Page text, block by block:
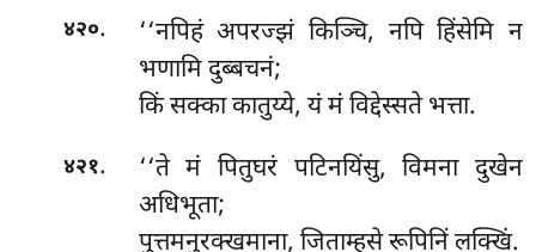
४२०.
‘‘नपिहं अपरज्झं किञ्चि, नपि हिंसेमि न
भणामि दुब्बचनं;
किं सक्का कातुय्ये, यं मं विद्देस्सते भत्ता.
४२१. ‘‘तेमं पितुघरं पटिनयिंसु, विमना दुखेन
अधिभूता;
पुत्तमनुरक्खमाना, जिताम्हसे रूपिनिं लक्खिं.